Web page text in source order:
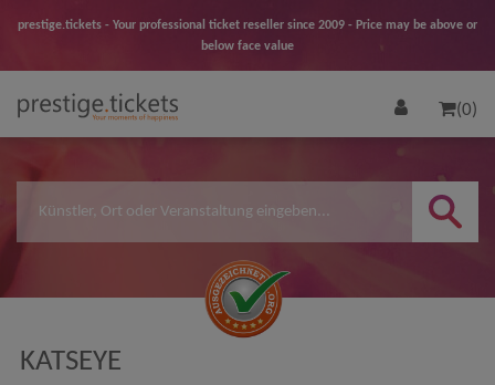
prestige.tickets - Your professional ticket reseller since 2009 - Price may be above or
below face value
(0)
KATSEYE